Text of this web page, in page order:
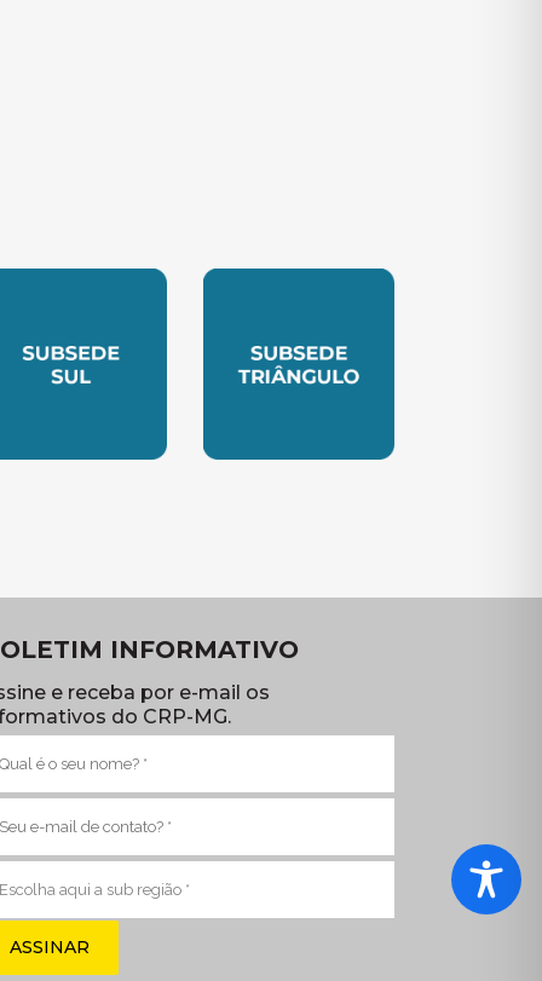
janela)
INFORMATIVO
e receba por e-mail os
do CRP-MG.